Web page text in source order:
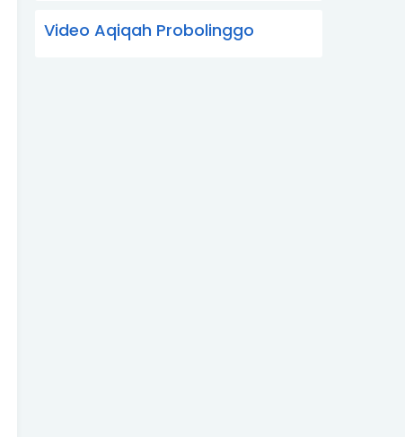
Video Aqiqah Probolinggo